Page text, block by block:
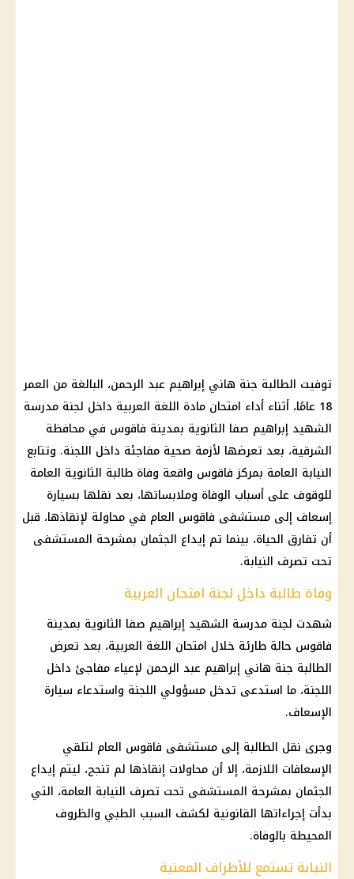
توفيت الطالبة جنة هاني إبراهيم عبد الرحمن، البالغة من العمر
18 عامًا، أثناء أداء امتحان مادة اللغة العربية داخل لجنة مدرسة
الشهيد إبراهيم صفا الثانوية بمدينة فاقوس في محافظة
الشرقية، بعد تعرضها لأزمة صحية مفاجئة داخل اللجنة. وتتابع
النيابة العامة بمركز فاقوس واقعة وفاة طالبة الثانوية العامة
للوقوف على أسباب الوفاة وملابساتها، بعد نقلها بسيارة
إسعاف إلى مستشفى فاقوس العام في محاولة لإنقاذها، قبل
أن تفارق الحياة، بينما تم إيداع الجثمان بمشرحة المستشفى
تحت تصرف النيابة.
وفاة طالبة داخل لجنة امتحان العربية
شهدت لجنة مدرسة الشهيد إبراهيم صفا الثانوية بمدينة
فاقوس حالة طارئة خلال امتحان اللغة العربية، بعد تعرض
الطالبة جنة هاني إبراهيم عبد الرحمن لإعياء مفاجئ داخل
اللجنة، ما استدعى تدخل مسؤولي اللجنة واستدعاء سيارة
الإسعاف.
وجرى نقل الطالبة إلى مستشفى فاقوس العام لتلقي
الإسعافات اللازمة، إلا أن محاولات إنقاذها لم تنجح، ليتم إيداع
الجثمان بمشرحة المستشفى تحت تصرف النيابة العامة، التي
بدأت إجراءاتها القانونية لكشف السبب الطبي والظروف
المحيطة بالوفاة.
النيابة تستمع للأطراف المعنية